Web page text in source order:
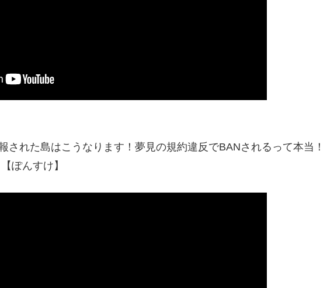
された島はこうなります！夢見の規約違反でBANされるって本当
ぽんすけ】